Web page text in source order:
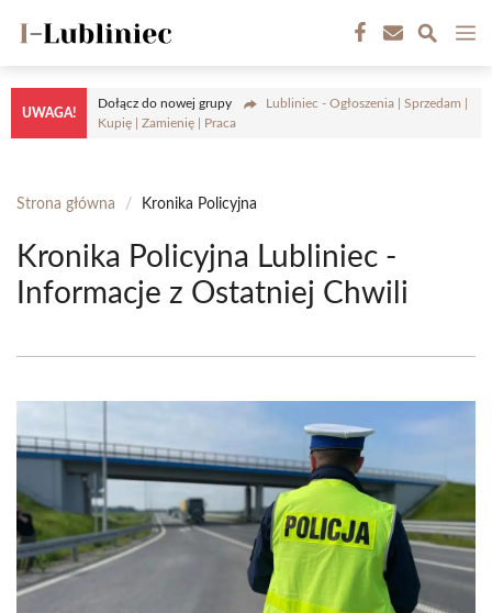
treści
UWAGA!
Dołącz do nowej grupy
Lubliniec - Ogłoszenia | Sprzedam |
Kupię | Zamienię | Praca
Strona główna / Kronika Policyjna
Kronika Policyjna Lubliniec -
Informacje z Ostatniej Chwili